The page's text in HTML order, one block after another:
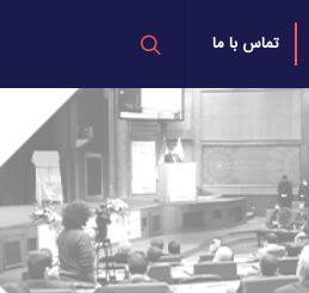
تماس با ما